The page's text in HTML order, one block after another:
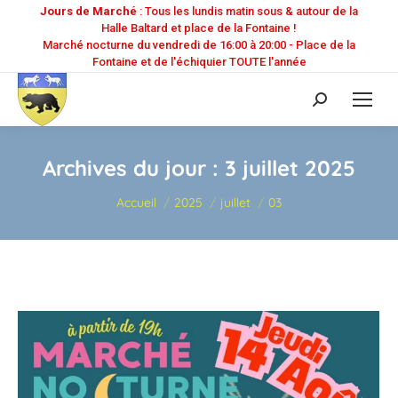
Jours de Marché : Tous les lundis matin sous & autour de la
Halle Baltard et place de la Fontaine !
Marché nocturne du vendredi de 16:00 à 20:00 - Place de la
Fontaine et de l'échiquier TOUTE l'année
Recherche
:
Archives du jour : 3 juillet 2025
Vous êtes ici :
Accueil 2025 juillet 03